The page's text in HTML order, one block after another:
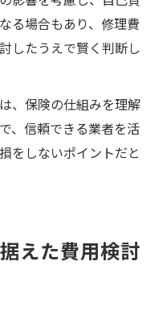
る場合もあり、修理費
したうえで賢く判断し
、保険の仕組みを理解
、信頼できる業者を活
をしないポイントだと
えた費用検討